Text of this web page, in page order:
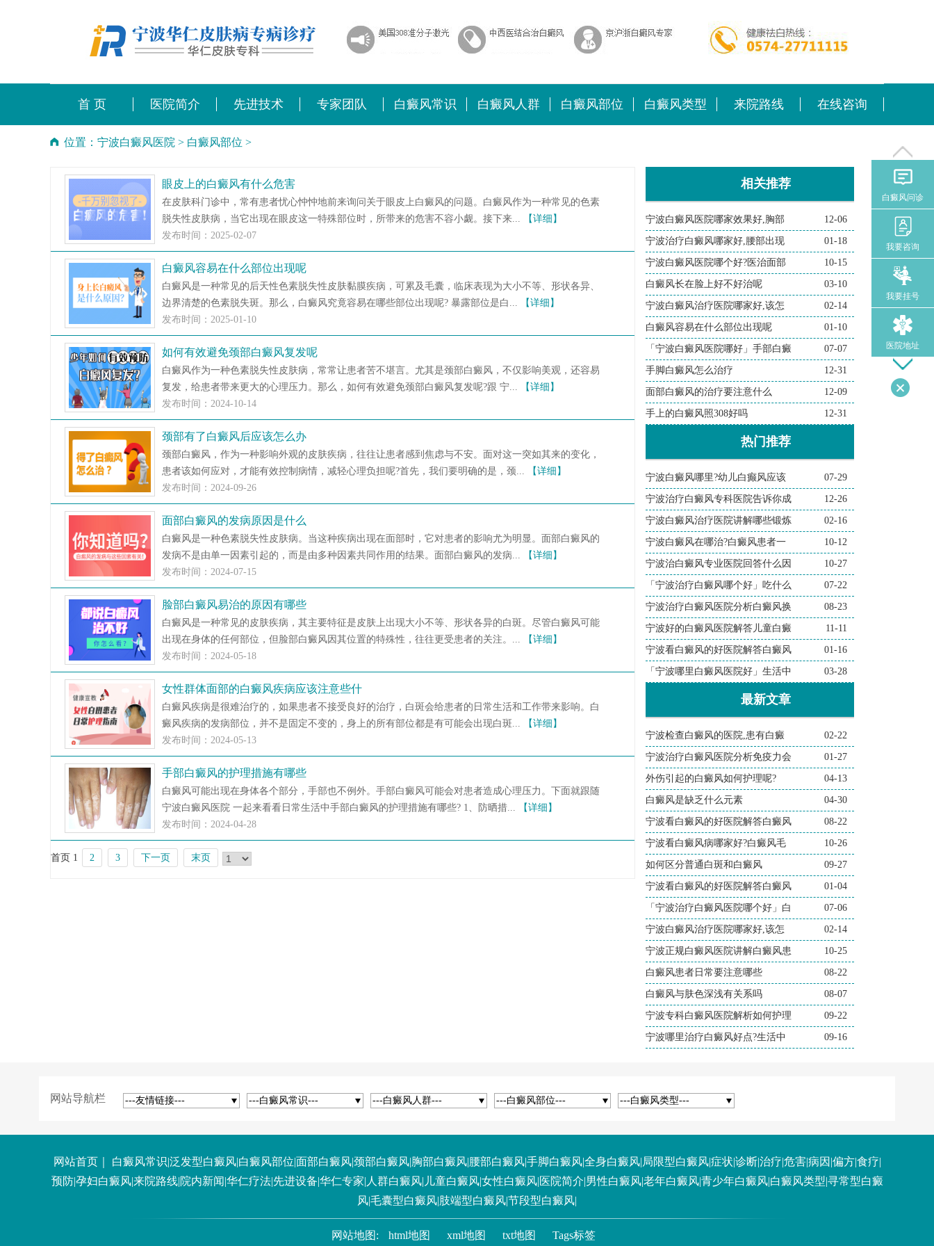
首 页 医院简介 先进技术 专家团队 白癜风常识 白癜风人群 白癜风部位 白癜风类型 来院路线 在线咨询
位置： 宁波白癜风医院 > 白癜风部位 >
眼皮上的白癜风有什么危害
在皮肤科门诊中，常有患者忧心忡忡地前来询问关于眼皮上白癜风的问题。白癜风作为一种常见的色素
脱失性皮肤病，当它出现在眼皮这一特殊部位时，所带来的危害不容小觑。接下来...
【详细】
发布时间：2025-02-07
白癜风容易在什么部位出现呢
白癜风是一种常见的后天性色素脱失性皮肤黏膜疾病，可累及毛囊，临床表现为大小不等、形状各异、
边界清楚的色素脱失斑。那么，白癜风究竟容易在哪些部位出现呢? 暴露部位是白...
【详细】
发布时间：2025-01-10
如何有效避免颈部白癜风复发呢
白癜风作为一种色素脱失性皮肤病，常常让患者苦不堪言。尤其是颈部白癜风，不仅影响美观，还容易
复发，给患者带来更大的心理压力。那么，如何有效避免颈部白癜风复发呢?跟 宁...
【详细】
发布时间：2024-10-14
颈部有了白癜风后应该怎么办
颈部白癜风，作为一种影响外观的皮肤疾病，往往让患者感到焦虑与不安。面对这一突如其来的变化，
患者该如何应对，才能有效控制病情，减轻心理负担呢?首先，我们要明确的是，颈...
【详细】
发布时间：2024-09-26
面部白癜风的发病原因是什么
白癜风是一种色素脱失性皮肤病。当这种疾病出现在面部时，它对患者的影响尤为明显。面部白癜风的
发病不是由单一因素引起的，而是由多种因素共同作用的结果。面部白癜风的发病...
【详细】
发布时间：2024-07-15
脸部白癜风易治的原因有哪些
白癜风是一种常见的皮肤疾病，其主要特征是皮肤上出现大小不等、形状各异的白斑。尽管白癜风可能
出现在身体的任何部位，但脸部白癜风因其位置的特殊性，往往更受患者的关注。...
【详细】
发布时间：2024-05-18
女性群体面部的白癜风疾病应该注意些什
白癜风疾病是很难治疗的，如果患者不接受良好的治疗，白斑会给患者的日常生活和工作带来影响。白
癜风疾病的发病部位，并不是固定不变的，身上的所有部位都是有可能会出现白斑...
【详细】
发布时间：2024-05-13
手部白癜风的护理措施有哪些
白癜风可能出现在身体各个部分，手部也不例外。手部白癜风可能会对患者造成心理压力。下面就跟随
宁波白癜风医院 一起来看看日常生活中手部白癜风的护理措施有哪些? 1、防晒措...
【详细】
发布时间：2024-04-28
首页 1 2 3 下一页 末页
相关推荐
宁波白癜风医院哪家效果好,胸部 12-06
宁波治疗白癜风哪家好,腰部出现 01-18
宁波白癜风医院哪个好?医治面部 10-15
白癜风长在脸上好不好治呢 03-10
宁波白癜风治疗医院哪家好,该怎 02-14
白癜风容易在什么部位出现呢 01-10
「宁波白癜风医院哪好」手部白癜 07-07
手脚白癜风怎么治疗 12-31
面部白癜风的治疗要注意什么 12-09
手上的白癜风照308好吗 12-31
热门推荐
宁波白癜风哪里?幼儿白癫风应该 07-29
宁波治疗白癜风专科医院告诉你成 12-26
宁波白癜风治疗医院讲解哪些锻炼 02-16
宁波白癜风在哪治?白癜风患者一 10-12
宁波治白癜风专业医院回答什么因 10-27
「宁波治疗白癜风哪个好」吃什么 07-22
宁波治疗白癜风医院分析白癜风换 08-23
宁波好的白癜风医院解答儿童白癜 11-11
宁波看白癜风的好医院解答白癜风 01-16
「宁波哪里白癜风医院好」生活中 03-28
最新文章
宁波检查白癜风的医院,患有白癜 02-22
宁波治疗白癜风医院分析免疫力会 01-27
外伤引起的白癜风如何护理呢? 04-13
白癜风是缺乏什么元素 04-30
宁波看白癜风的好医院解答白癜风 08-22
宁波看白癜风病哪家好?白癜风毛 10-26
如何区分普通白斑和白癜风 09-27
宁波看白癜风的好医院解答白癜风 01-04
「宁波治疗白癜风医院哪个好」白 07-06
宁波白癜风治疗医院哪家好,该怎 02-14
宁波正规白癜风医院讲解白癜风患 10-25
白癜风患者日常要注意哪些 08-22
白癜风与肤色深浅有关系吗 08-07
宁波专科白癜风医院解析如何护理 09-22
宁波哪里治疗白癜风好点?生活中 09-16
网站导航栏 ---友情链接--- ---白癜风常识--- ---白癜风人群--- ---白癜风部位--- ---白癜风类型---
网站首页｜ 白癜风常识|泛发型白癜风|白癜风部位|面部白癜风|颈部白癜风|胸部白癜风|腰部白癜风|手脚白癜风|全身白癜风|局限型白癜风|症状|诊断|治疗|危害|病因 |偏方|食疗|
预防|孕妇白癜风|来院路线|院内新闻|华仁疗法|先进设备|华仁专家| 人群白癜风| 儿童白癜风|女性白癜风|医院简介|男性白癜风|老年白癜风|青少年白癜风|白癜风类型|寻常型白癜
风|毛囊型白癜风|肢端型白癜风|节段型白癜风|
网站地图: html地图 xml地图 txt地图 Tags标签
白癜风问诊
我要咨询
我要挂号
医院地址
导医问诊